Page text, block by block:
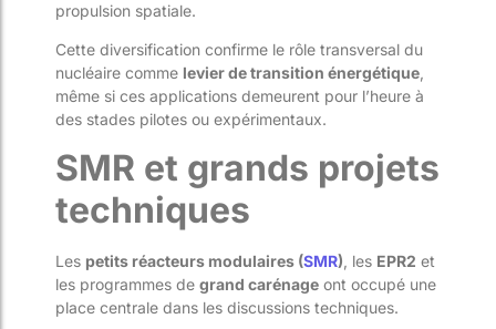
propulsion spatiale.
Cette diversification confirme le rôle transversal du
nucléaire comme levier de transition énergétique,
même si ces applications demeurent pour l’heure à
des stades pilotes ou expérimentaux.
SMR et grands projets
techniques
Les petits réacteurs modulaires (SMR) , les EPR2 et
les programmes de grand carénage ont occupé une
place centrale dans les discussions techniques.